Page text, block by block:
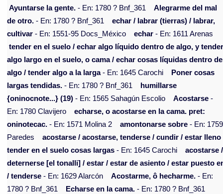
Ayuntarse la gente. - En: 1780 ? Bnf_361
Alegrarme del mal
de otro. - En: 1780 ? Bnf_361
echar / labrar (tierras) / labrar,
cultivar - En: 1551-95 Docs_México echar - En: 1611 Arenas
tender en el suelo / echar algo líquido dentro de algo, y
algo largo en el suelo, o cama / echar cosas líquidas dentro de
algo / tender algo a la larga- En: 1645 Carochi
Poner cosas
largas tendidas. - En: 1780 ? Bnf_361
humillarse
{oninocnote...} (19) - En: 1565 Sahagún Escolio Acostarse -
En: 1780 Clavijero
echarse, o acostarse en la cama. pret:
oninotecac. - En: 1571 Molina 2 amontonarse sobre - En: 1759
Paredes
acostarse / acostarse, tenderse / cundir / estar lleno
tender en el suelo cosas largas - En: 1645 Carochi
acostarse /
deternerse [el tonalli] / estar / estar de asiento / estar puesto
/ tenderse - En: 1629 Alarcón Acostarme, ô hecharme. - En:
1780 ? Bnf_361
Echarse en la cama. - En: 1780 ? Bnf_361